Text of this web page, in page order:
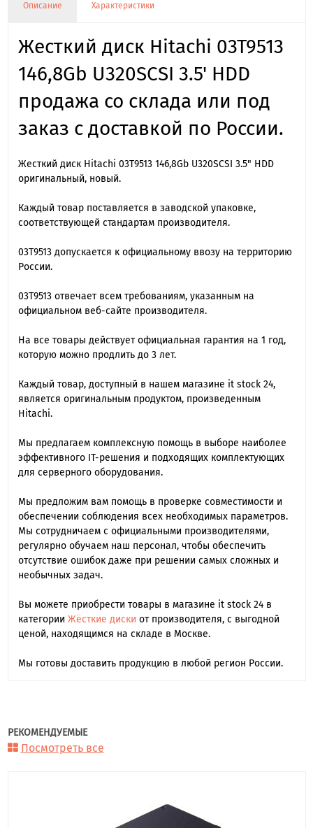
Описание Характеристики
Жесткий диск Hitachi 03T9513
146,8Gb U320SCSI 3.5' HDD
продажа со склада или под
заказ с доставкой по России.
Жесткий диск Hitachi 03T9513 146,8Gb U320SCSI 3.5" HDD
оригинальный, новый.
Каждый товар поставляется в заводской упаковке,
соответствующей стандартам производителя.
03T9513 допускается к официальному ввозу на территорию
России.
03T9513 отвечает всем требованиям, указанным на
официальном веб-сайте производителя.
На все товары действует официальная гарантия на 1 год,
которую можно продлить до 3 лет.
Каждый товар, доступный в нашем магазине it stock 24,
является оригинальным продуктом, произведенным
Hitachi.
Мы предлагаем комплексную помощь в выборе наиболее
эффективного IT-решения и подходящих комплектующих
для серверного оборудования.
Мы предложим вам помощь в проверке совместимости и
обеспечении соблюдения всех необходимых параметров.
Мы сотрудничаем с официальными производителями,
регулярно обучаем наш персонал, чтобы обеспечить
отсутствие ошибок даже при решении самых сложных и
необычных задач.
Вы можете приобрести товары в магазине it stock 24 в
категории Жёсткие диски от производителя, с выгодной
ценой, находящимся на складе в Москве.
Мы готовы доставить продукцию в любой регион России.
РЕКОМЕНДУЕМЫЕ
Посмотреть все